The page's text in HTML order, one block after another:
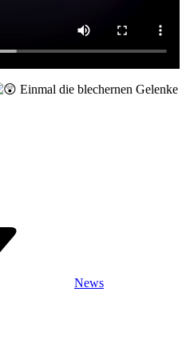
Einmal die blechernen Gelenke
News